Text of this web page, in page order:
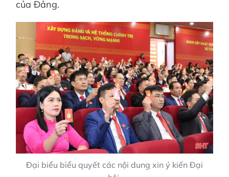
của Đảng.
Đại biểu biểu quyết các nội dung xin ý kiến Đại